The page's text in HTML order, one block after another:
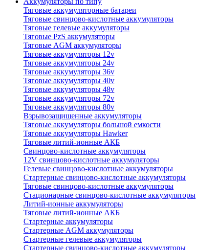
Тяговые аккумуляторные батареи
Тяговые свинцово-кислотные аккумуляторы
Тяговые гелевые аккумуляторы
Тяговые PzS аккумуляторы
Тяговые AGM аккумуляторы
Тяговые аккумуляторы 12v
Тяговые аккумуляторы 24v
Тяговые аккумуляторы 36v
Тяговые аккумуляторы 40v
Тяговые аккумуляторы 48v
Тяговые аккумуляторы 72v
Тяговые аккумуляторы 80v
Взрывозащищенные аккумуляторы
Тяговые аккумуляторы большой емкости
Тяговые аккумуляторы Hawker
Тяговые литий-ионные АКБ
Свинцово-кислотные аккумуляторы
12V свинцово-кислотные аккумуляторы
Гелевые свинцово-кислотные аккумуляторы
Стартерные свинцово-кислотные аккумуляторы
Тяговые свинцово-кислотные аккумуляторы
Стационарные свинцово-кислотные аккумуляторы
Литий-ионные аккумуляторы
Тяговые литий-ионные АКБ
Стартерные аккумуляторы
Стартерные AGM аккумуляторы
Стартерные гелевые аккумуляторы
Стартерные свинцово-кислотные аккумуляторы